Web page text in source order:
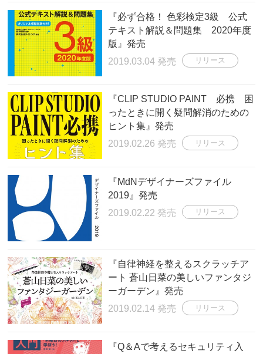
『必ず合格！ 色彩検定3級 公式
テキスト解説＆問題集 2020年度
版』発売
2019.03.04 発売
リリース
『CLIP STUDIO PAINT 必携 困
ったときに開く疑問解消のための
ヒント集』発売
2019.02.26 発売
リリース
『MdNデザイナーズファイル
2019』発売
2019.02.22 発売
リリース
『自律神経を整えるスクラッチア
ート 蒼山日菜の美しいファンタジ
ーガーデン』発売
2019.02.14 発売
リリース
『Q＆Aで考えるセキュリティ入